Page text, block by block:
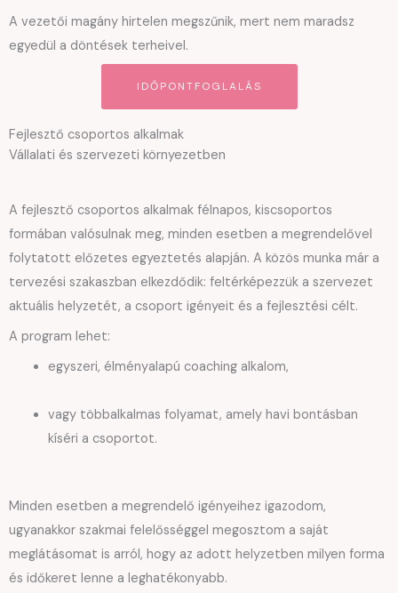
A vezetői magány hirtelen megszűnik, mert nem maradsz
egyedül a döntések terheivel.
IDŐPONTFOGLALÁS
Fejlesztő csoportos alkalmak
Vállalati és szervezeti környezetben
A fejlesztő csoportos alkalmak félnapos, kiscsoportos
formában valósulnak meg, minden esetben a megrendelővel
folytatott előzetes egyeztetés alapján. A közös munka már a
tervezési szakaszban elkezdődik: feltérképezzük a szervezet
aktuális helyzetét, a csoport igényeit és a fejlesztési célt.
A program lehet:
egyszeri, élményalapú coaching alkalom,
vagy többalkalmas folyamat, amely havi bontásban
kíséri a csoportot.
Minden esetben a megrendelő igényeihez igazodom,
ugyanakkor szakmai felelősséggel megosztom a saját
meglátásomat is arról, hogy az adott helyzetben milyen forma
és időkeret lenne a leghatékonyabb.